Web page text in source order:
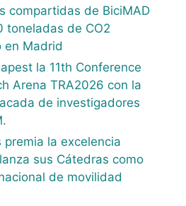
compartidas de BiciMAD
toneladas de CO2
en Madrid
la 11th Conference
Arena TRA2026 con la
de investigadores
la excelencia
sus Cátedras como
de movilidad